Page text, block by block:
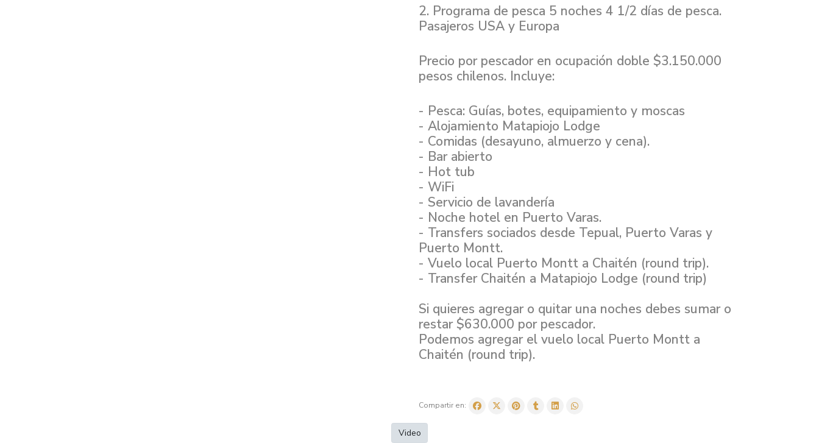
2. Programa de pesca 5 noches 4 1/2 días de pesca.
Pasajeros USA y Europa
Precio por pescador en ocupación doble $3.150.000
pesos chilenos. Incluye:
- Pesca: Guías, botes, equipamiento y moscas
- ⁠Alojamiento Matapiojo Lodge
- ⁠Comidas (desayuno, almuerzo y cena).
- ⁠Bar abierto
- ⁠Hot tub
- ⁠WiFi
- ⁠Servicio de lavandería
- ⁠Noche hotel en Puerto Varas.
- ⁠Transfers sociados desde Tepual, Puerto Varas y
Puerto Montt.
- ⁠Vuelo local Puerto Montt a Chaitén (round trip).
- ⁠Transfer Chaitén a Matapiojo Lodge (round trip)
Si quieres agregar o quitar una noches debes sumar o
restar $630.000 por pescador.
Podemos agregar el vuelo local Puerto Montt a
Chaitén (round trip).
Compartir en:
Video